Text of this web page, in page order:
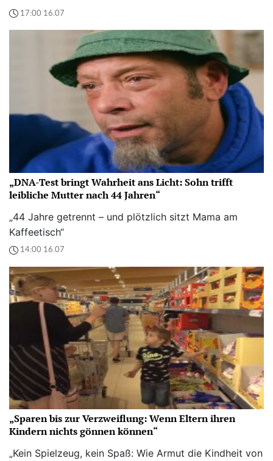
17:00 16.07
„DNA-Test bringt Wahrheit ans Licht: Sohn trifft
leibliche Mutter nach 44 Jahren“
„44 Jahre getrennt – und plötzlich sitzt Mama am
Kaffeetisch“
14:00 16.07
„Sparen bis zur Verzweiflung: Wenn Eltern ihren
Kindern nichts gönnen können“
„Kein Spielzeug, kein Spaß: Wie Armut die Kindheit von